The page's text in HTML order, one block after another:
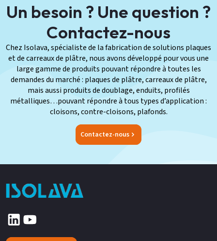
Un besoin ? Une question ?
Contactez-nous
Chez Isolava, spécialiste de la fabrication de solutions plaques
et de carreaux de plâtre, nous avons développé pour vous une
large gamme de produits pouvant répondre à toutes les
demandes du marché : plaques de plâtre, carreaux de plâtre,
mais aussi produits de doublage, enduits, profilés
métalliques…pouvant répondre à tous types d’application :
cloisons, contre-cloisons, plafonds.
Contactez-nous